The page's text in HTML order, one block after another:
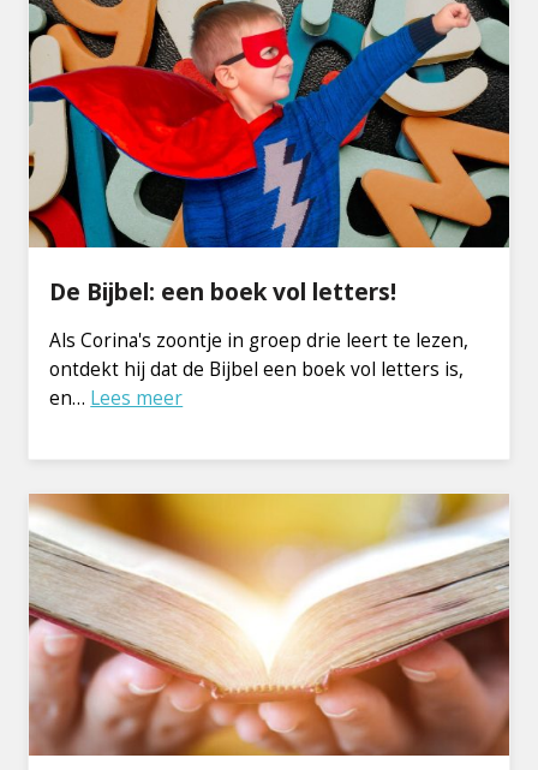
De Bijbel: een boek vol letters!
Als Corina's zoontje in groep drie leert te lezen,
ontdekt hij dat de Bijbel een boek vol letters is,
en… Lees meer